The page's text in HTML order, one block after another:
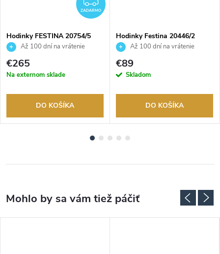
ZADARMO
Hodinky FESTINA 20754/5
Až 100 dní na vrátenie
tovaru. Autorizovaný predajca.
€265
Na externom sklade
DO KOŠÍKA
Hodinky Festina 20446/2
Až 100 dní na vrátenie
tovaru. Autorizovaný predajca.
€89
Skladom
DO KOŠÍKA